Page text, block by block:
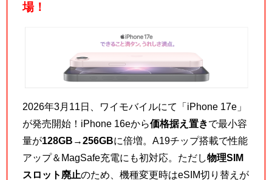
場！
2026年3月11日、ワイモバイルにて「iPhone 17e」
が発売開始！iPhone 16eから価格据え置きで最小容
量が128GB→256GBに倍増。A19チップ搭載で性能
アップ＆MagSafe充電にも初対応。ただし物理SIM
スロット廃止のため、機種変更時はeSIM切り替えが